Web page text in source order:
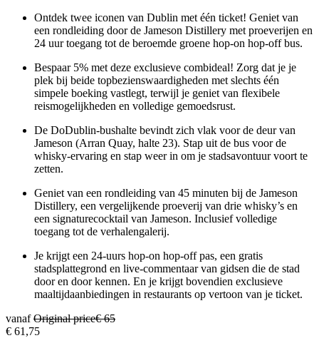
Ontdek twee iconen van Dublin met één ticket! Geniet van
een rondleiding door de Jameson Distillery met proeverijen en
24 uur toegang tot de beroemde groene hop-on hop-off bus.
Bespaar 5% met deze exclusieve combideal! Zorg dat je je
plek bij beide topbezienswaardigheden met slechts één
simpele boeking vastlegt, terwijl je geniet van flexibele
reismogelijkheden en volledige gemoedsrust.
De DoDublin-bushalte bevindt zich vlak voor de deur van
Jameson (Arran Quay, halte 23). Stap uit de bus voor de
whisky-ervaring en stap weer in om je stadsavontuur voort te
zetten.
Geniet van een rondleiding van 45 minuten bij de Jameson
Distillery, een vergelijkende proeverij van drie whisky’s en
een signaturecocktail van Jameson. Inclusief volledige
toegang tot de verhalengalerij.
Je krijgt een 24-uurs hop-on hop-off pas, een gratis
stadsplattegrond en live-commentaar van gidsen die de stad
door en door kennen. En je krijgt bovendien exclusieve
maaltijdaanbiedingen in restaurants op vertoon van je ticket.
vanafOriginal price€ 65
€ 61,75